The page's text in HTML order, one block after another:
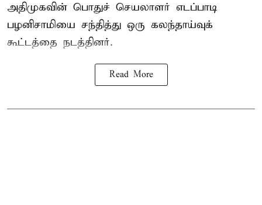
அதிமுகவின் பொதுச் செயலாளர் எடப்பாடி
பழனிசாமியை சந்தித்து ஒரு கலந்தாய்வுக்
கூட்டத்தை நடத்தினர்.
Read More